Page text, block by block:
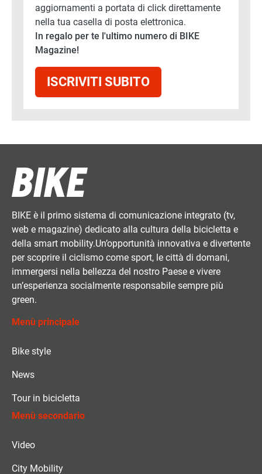
aggiornamenti a portata di click direttamente
nella tua casella di posta elettronica.
In regalo per te l'ultimo numero di BIKE
Magazine!
ISCRIVITI SUBITO
BIKE è il primo sistema di comunicazione integrato (tv,
web e magazine) dedicato alla cultura della bicicletta e
della smart mobility.Un’opportunità innovativa e divertente
per scoprire il ciclismo come sport, le città di domani,
immergersi nella bellezza del nostro Paese e vivere
un’esperienza socialmente responsabile sempre più
green.
Menù principale
Bike style
News
Tour in bicicletta
Menù secondario
Video
City Mobility